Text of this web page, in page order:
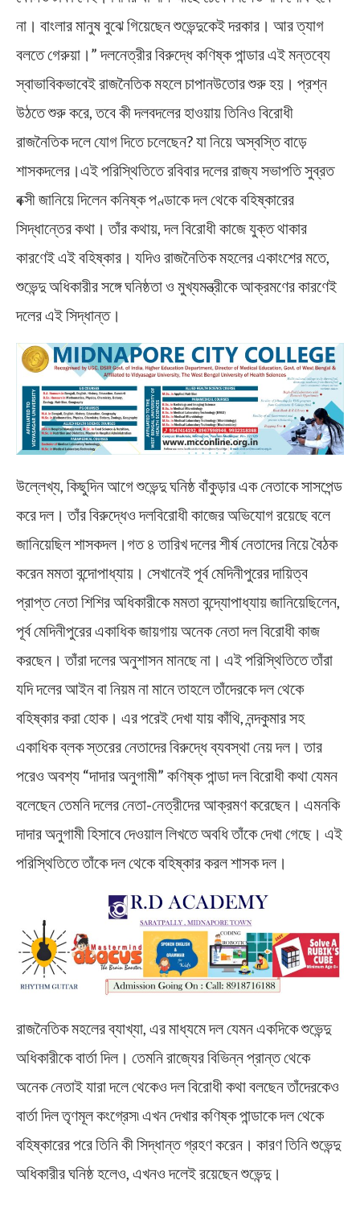
না। বাংলার মানুষ বুঝে গিয়েছেন শুভেন্দুকেই দরকার। আর ত্যাগ
বলতে গেরুয়া।” দলনেত্রীর বিরুদ্ধে কণিষ্ক পান্ডার এই মন্তব্যে
স্বাভাবিকভাবেই রাজনৈতিক মহলে চাপানউতোর শুরু হয়। প্রশ্ন
উঠতে শুরু করে, তবে কী দলবদলের হাওয়ায় তিনিও বিরোধী
রাজনৈতিক দলে যোগ দিতে চলেছেন? যা নিয়ে অস্বস্তি বাড়ে
শাসকদলের।এই পরিস্থিতিতে রবিবার দলের রাজ্য সভাপতি সুব্রত
বক্সী জানিয়ে দিলেন কনিষ্ক পণ্ডাকে দল থেকে বহিষ্কারের
সিদ্ধান্তের কথা। তাঁর কথায়, দল বিরোধী কাজে যুক্ত থাকার
কারণেই এই বহিষ্কার। যদিও রাজনৈতিক মহলের একাংশের মতে,
শুভেন্দু অধিকারীর সঙ্গে ঘনিষ্ঠতা ও মুখ্যমন্ত্রীকে আক্রমণের কারণেই
দলের এই সিদ্ধান্ত।
উল্লেখ্য, কিছুদিন আগে শুভেন্দু ঘনিষ্ঠ বাঁকুড়ার এক নেতাকে সাসপেন্ড
করে দল। তাঁর বিরুদ্ধেও দলবিরোধী কাজের অভিযোগ রয়েছে বলে
জানিয়েছিল শাসকদল।গত ৪ তারিখ দলের শীর্ষ নেতাদের নিয়ে বৈঠক
করেন মমতা বন্দোপাধ্যায়। সেখানেই পূর্ব মেদিনীপুরের দায়িত্ব
প্রাপ্ত নেতা শিশির অধিকারীকে মমতা বন্দ্যোপাধ্যায় জানিয়েছিলেন,
পূর্ব মেদিনীপুরের একাধিক জায়গায় অনেক নেতা দল বিরোধী কাজ
করছেন। তাঁরা দলের অনুশাসন মানছে না। এই পরিস্থিতিতে তাঁরা
যদি দলের আইন বা নিয়ম না মানে তাহলে তাঁদেরকে দল থেকে
বহিষ্কার করা হোক। এর পরেই দেখা যায় কাঁথি, নন্দকুমার সহ
একাধিক ব্লক স্তরের নেতাদের বিরুদ্ধে ব্যবস্থা নেয় দল। তার
পরেও অবশ্য “দাদার অনুগামী” কণিষ্ক পান্ডা দল বিরোধী কথা যেমন
বলেছেন তেমনি দলের নেতা-নেত্রীদের আক্রমণ করেছেন। এমনকি
দাদার অনুগামী হিসাবে দেওয়াল লিখতে অবধি তাঁকে দেখা গেছে। এই
পরিস্থিতিতে তাঁকে দল থেকে বহিষ্কার করল শাসক দল।
রাজনৈতিক মহলের ব্যাখ্যা, এর মাধ্যমে দল যেমন একদিকে শুভেন্দু
অধিকারীকে বার্তা দিল। তেমনি রাজ্যের বিভিন্ন প্রান্ত থেকে
অনেক নেতাই যারা দলে থেকেও দল বিরোধী কথা বলছেন তাঁদেরকেও
বার্তা দিল তৃণমূল কংগ্রেস৷ এখন দেখার কণিষ্ক পান্ডাকে দল থেকে
বহিষ্কারের পরে তিনি কী সিদ্ধান্ত গ্রহণ করেন। কারণ তিনি শুভেন্দু
অধিকারীর ঘনিষ্ঠ হলেও, এখনও দলেই রয়েছেন শুভেন্দু।